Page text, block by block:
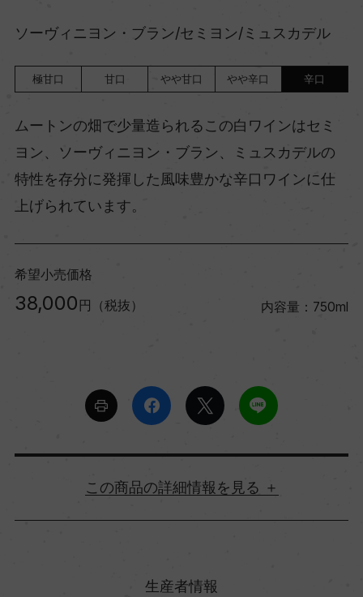
ソーヴィニヨン・ブラン/セミヨン/ミュスカデル
極甘口 甘口 やや甘口 やや辛口 辛口
ムートンの畑で少量造られるこの白ワインはセミ
ヨン、ソーヴィニヨン・ブラン、ミュスカデルの
特性を存分に発揮した風味豊かな辛口ワインに仕
上げられています。
希望小売価格
38,000 円（税抜） 内容量：750ml
詳細情報
生産者情報